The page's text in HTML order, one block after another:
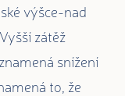
výšce-nad
zátěž
snížení
to, že